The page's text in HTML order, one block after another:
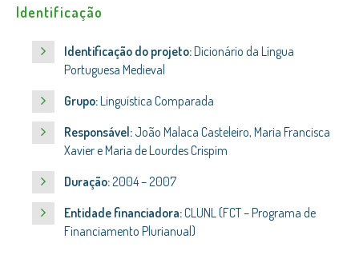
Identificação
Identificação do projeto:Dicionário da Língua
Portuguesa Medieval
Grupo:Linguística Comparada
Responsável: João Malaca Casteleiro, Maria Francisca
Xavier e Maria de Lourdes Crispim
Duração:2004 – 2007
Entidade financiadora:CLUNL (FCT – Programa de
Financiamento Plurianual)